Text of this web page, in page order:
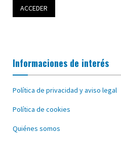
Informaciones de interés
Política de privacidad y aviso legal
Política de cookies
Quiénes somos